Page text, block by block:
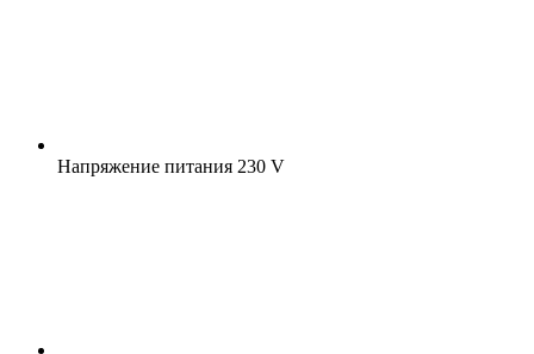
Напряжение питания 230 V